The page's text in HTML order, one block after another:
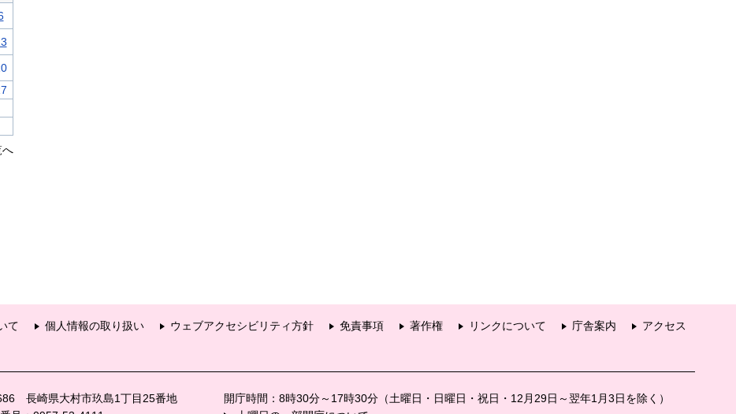
へ
て 個人情報の取り扱い ウェブアクセシビリティ方針 免責事項 著作権 リンクについて 庁舎案内
アクセス
長崎県大村市玖島1丁目25番地
開庁時間：8時30分～17時30分（土曜日・日曜日・祝日・12月29日～翌年1月3日を除く）